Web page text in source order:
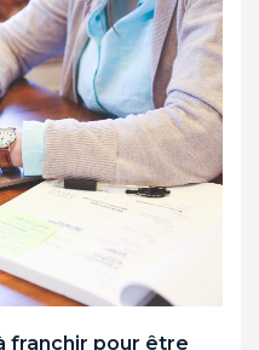
franchir pour être